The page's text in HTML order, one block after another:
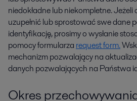
niedokładne lub niekompletne.
uzupełnić lub sprostować swe dane
identyfikację, prosimy o wysłanie
pomocy formularza request form.
mechanizm pozwalający na
danych pozwalających na Państwa
Okres